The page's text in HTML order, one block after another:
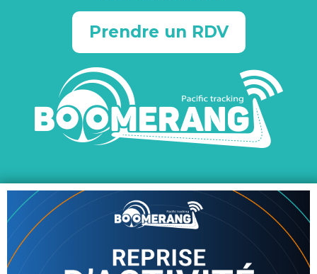
Prendre un RDV